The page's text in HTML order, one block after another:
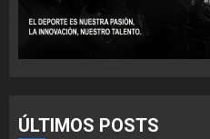
ÚLTIMOS POSTS